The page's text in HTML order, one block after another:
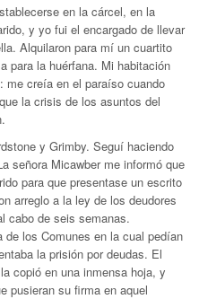
en la cárcel, en la
y yo fui el encargado de llevar
Alquilaron para mí un cuartito
para la huérfana. Mi habitación
me creía en el paraíso cuando
la crisis de los asuntos del
y Grimby. Seguí haciendo
señora Micawber me informó que
para que presentase un escrito
arreglo a la ley de los deudores
cabo de seis semanas.
de los Comunes en la cual pedían
la prisión por deudas. El
copió en una inmensa hoja, y
pusieran su firma en aquel